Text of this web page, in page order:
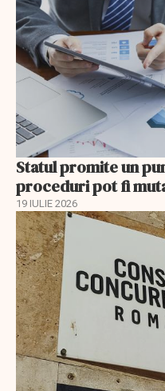
Statul promite un
proceduri pot fi
19 IULIE 2026